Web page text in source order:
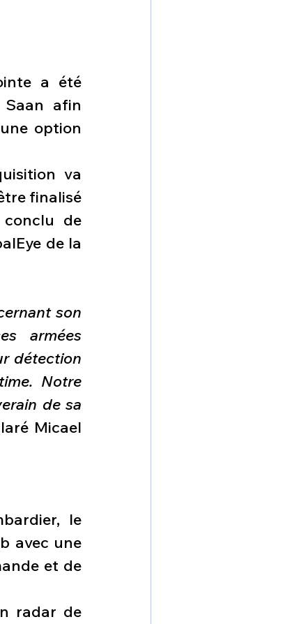
a été
Saan afin
option
va
finalisé
de
de la
son
armées
détection
Notre
de sa
Micael
le
avec une
et de
radar de